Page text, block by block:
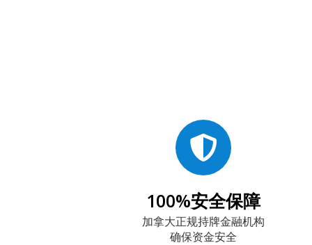
100%安全保障
加拿大正规持牌金融机构
确保资金安全